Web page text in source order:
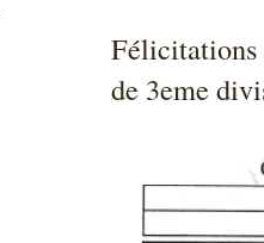
Félicitations
de 3eme